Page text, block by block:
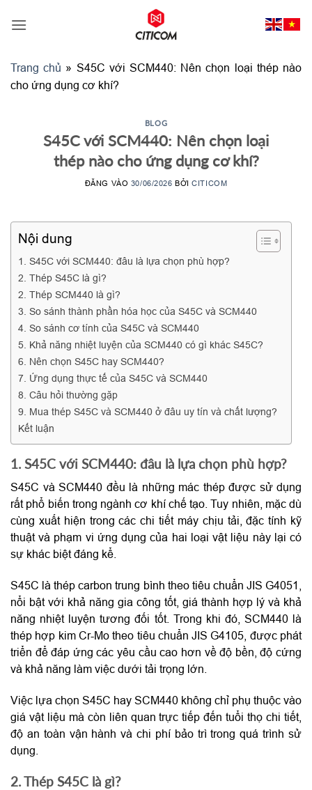
qua
Trang chủ » S45C với SCM440: Nên chọn loại thép nào
cho ứng dụng cơ khí?
BLOG
S45C với SCM440: Nên chọn loại
thép nào cho ứng dụng cơ khí?
ĐĂNG VÀO 30/06/2026 BỞICITICOM
Nội dung
1. S45C với SCM440: đâu là lựa chọn phù hợp?
2. Thép S45C là gì?
2. Thép SCM440 là gì?
3. So sánh thành phần hóa học của S45C và SCM440
4. So sánh cơ tính của S45C và SCM440
5. Khả năng nhiệt luyện của SCM440 có gì khác S45C?
6. Nên chọn S45C hay SCM440?
7. Ứng dụng thực tế của S45C và SCM440
8. Câu hỏi thường gặp
9. Mua thép S45C và SCM440 ở đâu uy tín và chất lượng?
Kết luận
1. S45C với SCM440: đâu là lựa chọn phù hợp?
S45C và SCM440 đều là những mác thép được sử dụng
rất phổ biến trong ngành cơ khí chế tạo. Tuy nhiên, mặc dù
cùng xuất hiện trong các chi tiết máy chịu tải, đặc tính kỹ
thuật và phạm vi ứng dụng của hai loại vật liệu này lại có
sự khác biệt đáng kể.
S45C là thép carbon trung bình theo tiêu chuẩn JIS G4051,
nổi bật với khả năng gia công tốt, giá thành hợp lý và khả
năng nhiệt luyện tương đối tốt. Trong khi đó, SCM440 là
thép hợp kim Cr-Mo theo tiêu chuẩn JIS G4105, được phát
triển để đáp ứng các yêu cầu cao hơn về độ bền, độ cứng
và khả năng làm việc dưới tải trọng lớn.
Việc lựa chọn S45C hay SCM440 không chỉ phụ thuộc vào
giá vật liệu mà còn liên quan trực tiếp đến tuổi thọ chi tiết,
độ an toàn vận hành và chi phí bảo trì trong quá trình sử
dụng.
2. Thép S45C là gì?